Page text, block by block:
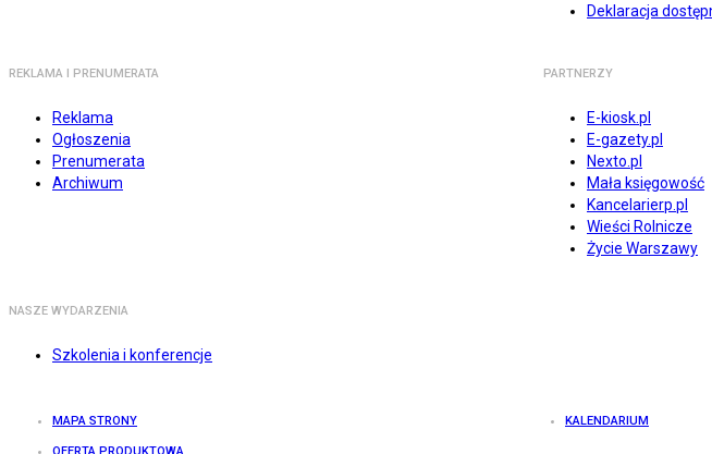
Deklaracja
REKLAMA I PRENUMERATA
Reklama
Ogłoszenia
Prenumerata
Archiwum
PARTNERZY
E-kiosk.pl
E-gazety.pl
Nexto.pl
Mała księgowość
Kancelarierp.pl
Wieści Rolnicze
Życie Warszawy
NASZE WYDARZENIA
Szkolenia i konferencje
MAPA STRONY KALENDARIUM